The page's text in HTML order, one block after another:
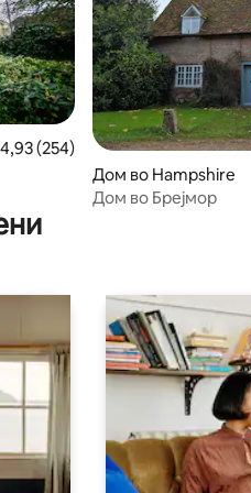
оцена: 4,93 од 5, 254
4,93 (254)
Дом во Hampshire
Дом во Брејмор